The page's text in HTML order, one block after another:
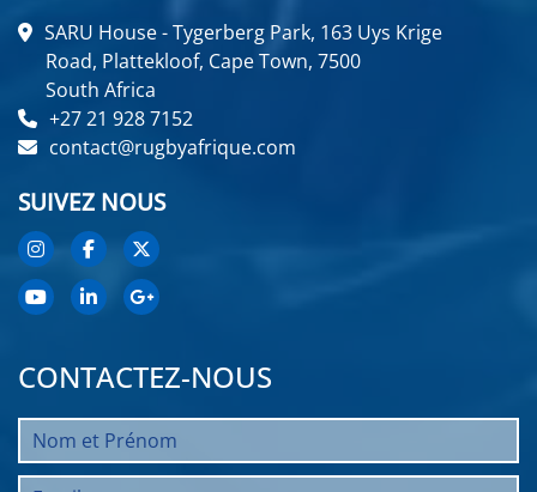
SARU House - Tygerberg Park, 163 Uys Krige
Road, Plattekloof, Cape Town, 7500
South Africa
+27 21 928 7152
contact@rugbyafrique.com
SUIVEZ NOUS
CONTACTEZ-NOUS